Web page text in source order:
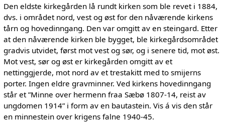
Den eldste kirkegården lå rundt kirken som ble revet i 1884,
dvs. i området nord, vest og øst for den nåværende kirkens
tårn og hovedinngang. Den var omgitt av en steingard. Etter
at den nåværende kirken ble bygget, ble kirkegårdsområdet
gradvis utvidet, først mot vest og sør, og i senere tid, mot øst.
Mot vest, sør og øst er kirkegården omgitt av et
nettinggjerde, mot nord av et trestakitt med to smijerns
porter. Ingen eldre gravminner. Ved kirkens hovedinngang
står et ”Minne over hermenn fraa Sæbø 1807-14, reist av
ungdomen 1914” i form av en bautastein. Vis á vis den står
en minnestein over krigens falne 1940-45.